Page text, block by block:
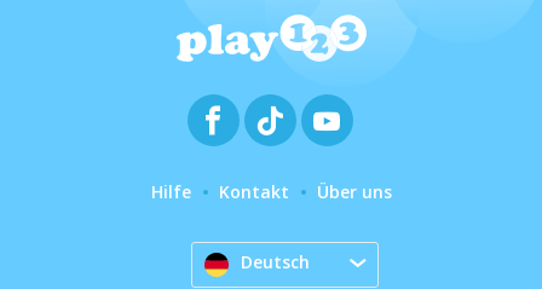
Hilfe Kontakt Über uns
Deutsch